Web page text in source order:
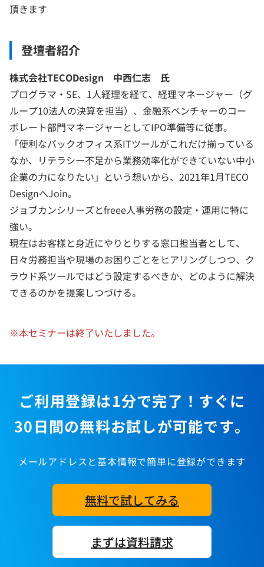
頂きます
登壇者紹介
株式会社TECODesign 中西仁志 氏
プログラマ・SE、1人経理を経て、経理マネージャー（グ
ループ10法人の決算を担当）、金融系ベンチャーのコー
ポレート部門マネージャーとしてIPO準備等に従事。
「便利なバックオフィス系ITツールがこれだけ揃っている
なか、リテラシー不足から業務効率化ができていない中小
企業の力になりたい」という想いから、2021年1月TECO
DesignへJoin。
ジョブカンシリーズとfreee人事労務の設定・運用に特に
強い。
現在はお客様と身近にやりとりする窓口担当者として、
日々労務担当や現場のお困りごとをヒアリングしつつ、ク
ラウド系ツールではどう設定するべきか、どのように解決
できるのかを提案しつづける。
※本セミナーは終了いたしました。
ご利用登録は1分で完了！すぐに
30日間の無料お試しが可能です。
メールアドレスと基本情報で簡単に登録ができます
無料で試してみる
まずは資料請求